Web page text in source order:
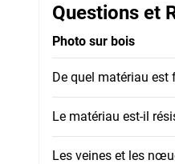
Questions et
Photo sur bois
De quel matériau est
Le matériau est-il
Les veines et les